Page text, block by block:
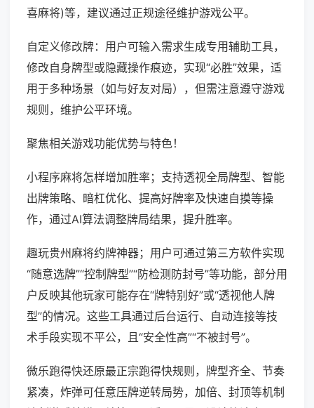
喜麻将)等，建议通过正规途径维护游戏公平。
自定义修改牌：用户可输入需求生成专用辅助工具，
修改自身牌型或隐藏操作痕迹，实现“必胜”效果，适
用于多种场景（如与好友对局），但需注意遵守游戏
规则，维护公平环境。
聚焦相关游戏功能优势与特色！
小程序麻将怎样增加胜率；支持透视全局牌型、智能
出牌策略、暗杠优化、提高好牌率及快速自摸等操
作，通过AI算法调整牌局结果，提升胜率。
趣玩贵州麻将约牌神器；用户可通过第三方软件实现
“随意选牌”“控制牌型”“防检测防封号”等功能，部分用
户反映其他玩家可能存在“牌特别好”或“透视他人牌
型”的情况。这些工具通过后台运行、自动连接等技
术手段实现不平公，且“安全性高”“不被封号”。
微乐跑得快还原最正宗跑得快规则，牌型齐全、节奏
紧凑，炸弹可任意压牌逆转局势，加倍、封顶等机制